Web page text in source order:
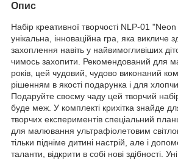
Опис
Набір креативної творчості NLP-01
унікальна, інноваційна гра, яка викличе
захоплення навіть у найвимогливіших
чимось захопити. Рекомендований для
років, цей чудовий, чудово виконаний
рішенням в якості подарунка і для
Подаруйте своєму чаду цей творчий
буде меж. У комплекті крихітка знайде
творчих експериментів спеціальний
для малювання ультрафіолетовим
тільки підніме дитині настрій, але і
таланти, відкрити в собі нові здібності.